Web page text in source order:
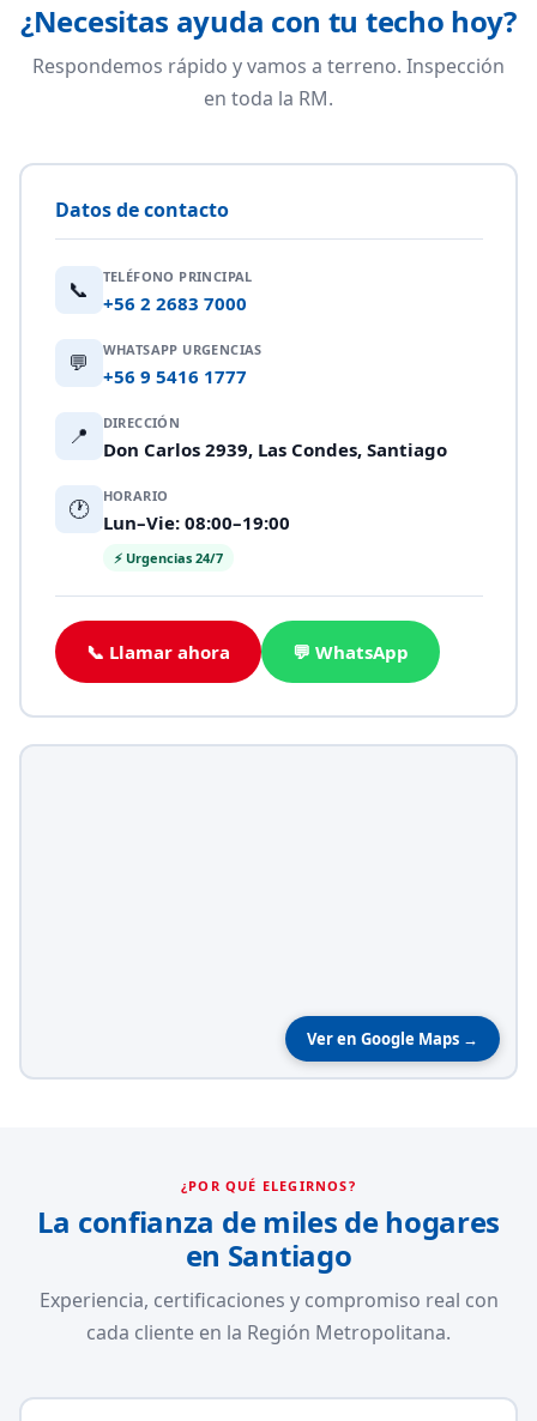
¿Necesitas ayuda con tu techo hoy?
Respondemos rápido y vamos a terreno. Inspección
en toda la RM.
Datos de contacto
📞 TELÉFONO PRINCIPAL
+56 2 2683 7000
💬 WHATSAPP URGENCIAS
+56 9 5416 1777
📍 DIRECCIÓN
Don Carlos 2939, Las Condes, Santiago
🕐 HORARIO
Lun–Vie: 08:00–19:00
⚡ Urgencias 24/7
📞 Llamar ahora 💬 WhatsApp
Ver en Google Maps →
¿POR QUÉ ELEGIRNOS?
La confianza de miles de hogares
en Santiago
Experiencia, certificaciones y compromiso real con
cada cliente en la Región Metropolitana.